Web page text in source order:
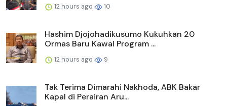
12 hours ago 10
Hashim Djojohadikusumo Kukuhkan 20
Ormas Baru Kawal Program ...
12 hours ago 9
Tak Terima Dimarahi Nakhoda, ABK Bakar
Kapal di Perairan Aru...